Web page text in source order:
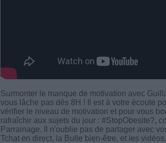
Surmonter le manque de motivation avec
vous lâche pas dès 8H ! Il est à votre écoute
vérifier le niveau de motivation et pour vous
rafraîchir aux sujets du jour : #StopObesite?,
Parrainage. Il n'oublie pas de partager avec
Tchat en direct, la Bulle bien-être, et les vidéos.